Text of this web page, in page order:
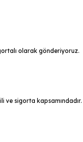
olarak gönderiyoruz.
ve sigorta kapsamındadır.